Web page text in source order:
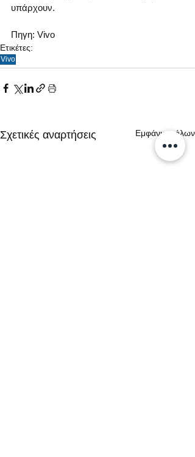
υπάρχουν.
Πηγη: Vivo
Ετικέτες:
Vivo
Σχετικές αναρτήσεις Εμφάνιση όλων